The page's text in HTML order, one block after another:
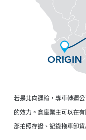
若是北向運輸，專車轉運
的效力。倉庫業主可以在
部拍照存證、記錄拖車卸